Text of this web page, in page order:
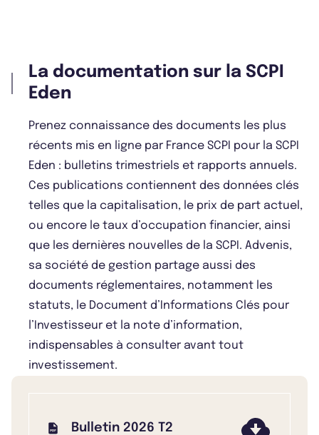
La documentation sur la SCPI
Eden
Prenez connaissance des documents les plus
récents mis en ligne par France SCPI pour la SCPI
Eden : bulletins trimestriels et rapports annuels.
Ces publications contiennent des données clés
telles que la capitalisation, le prix de part actuel,
ou encore le taux d’occupation financier, ainsi
que les dernières nouvelles de la SCPI. Advenis,
sa société de gestion partage aussi des
documents réglementaires, notamment les
statuts, le Document d’Informations Clés pour
l’Investisseur et la note d’information,
indispensables à consulter avant tout
investissement.
Bulletin 2026 T2